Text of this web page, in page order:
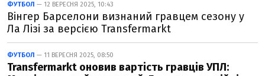
ФУТБОЛ — 12 ВЕРЕСНЯ 2025, 10:43
Вінгер Барселони визнаний гравцем сезону у
Ла Лізі за версією Transfermarkt
ФУТБОЛ — 11 ВЕРЕСНЯ 2025, 08:50
Transfermarkt оновив вартість гравців УПЛ: